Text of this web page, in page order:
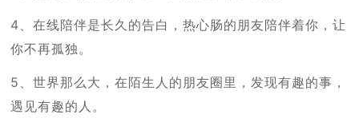
4、在线陪伴是长久的告白，热心肠的朋友陪伴着你，让
你不再孤独。
5、世界那么大，在陌生人的朋友圈里，发现有趣的事，
遇见有趣的人。